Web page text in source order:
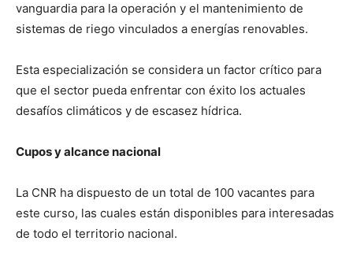
vanguardia para la operación y el mantenimiento de
sistemas de riego vinculados a energías renovables.
Esta especialización se considera un factor crítico para
que el sector pueda enfrentar con éxito los actuales
desafíos climáticos y de escasez hídrica.
Cupos y alcance nacional
La CNR ha dispuesto de un total de 100 vacantes para
este curso, las cuales están disponibles para interesadas
de todo el territorio nacional.